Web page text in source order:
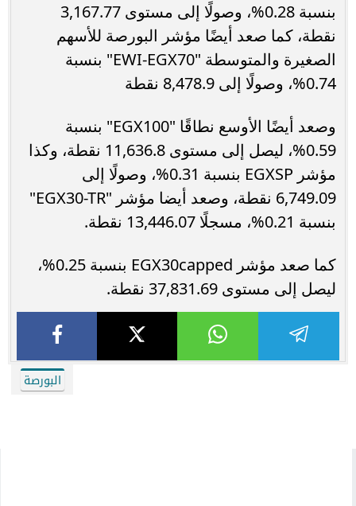
بنسبة 0.28%، وصولًا إلى مستوى 3,167.77
نقطة، كما صعد أيضًا مؤشر البورصة للأسهم
الصغيرة والمتوسطة "EWI-EGX70" بنسبة
0.74%، وصولًا إلى 8,478.9 نقطة
وصعد أيضًا الأوسع نطاقًا "EGX100" بنسبة
0.59%، ليصل إلى مستوى 11,636.8 نقطة، وكذا
مؤشر EGXSP بنسبة 0.31%، وصولًا إلى
6,749.09 نقطة، وصعد أيضا مؤشر "EGX30-TR"
بنسبة 0.21%، مسجلًا 13,446.07 نقطة.
كما صعد مؤشر EGX30capped بنسبة 0.25%،
ليصل إلى مستوى 37,831.69 نقطة.
البورصة